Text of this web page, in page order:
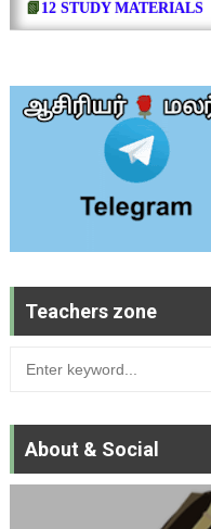
📗 12 STUDY MATERIALS
Teachers zone
About & Social